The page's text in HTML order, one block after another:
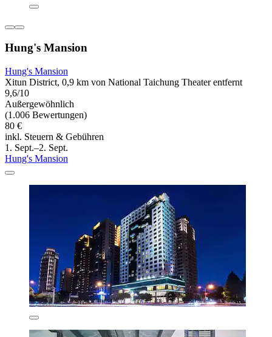
Hung's Mansion
Hung's Mansion
Xitun District, 0,9 km von National Taichung Theater entfernt
9,6/10
Außergewöhnlich
(1.006 Bewertungen)
80 €
inkl. Steuern & Gebühren
1. Sept.–2. Sept.
Hung's Mansion